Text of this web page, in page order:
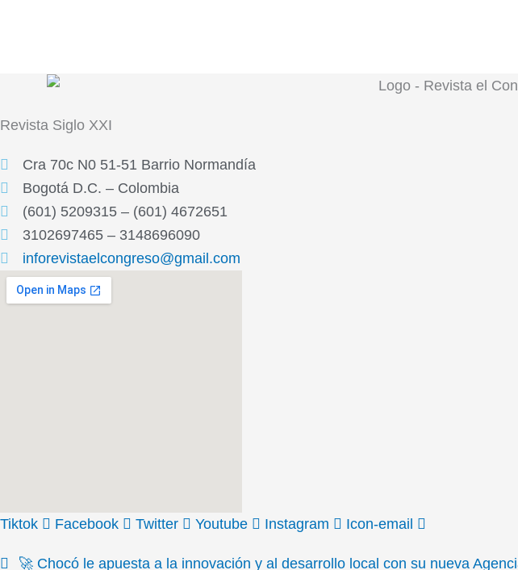
Revista Siglo XXI
Cra 70c N0 51-51 Barrio Normandía
Bogotá D.C. – Colombia
(601) 5209315 – (601) 4672651
3102697465 – 3148696090
inforevistaelcongreso@gmail.com
Tiktok Facebook Twitter Youtube Instagram Icon-email
🚀 Chocó le apuesta a la innovación y al desarrollo local con su nueva